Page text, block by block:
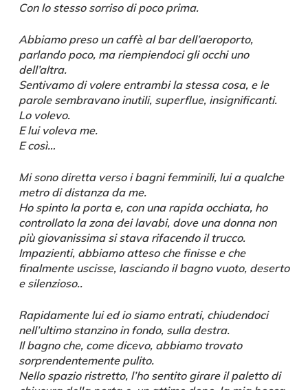
Con lo stesso sorriso di poco prima.
Abbiamo preso un caffè al bar dell’aeroporto,
parlando poco, ma riempiendoci gli occhi uno
dell’altra.
Sentivamo di volere entrambi la stessa cosa, e le
parole sembravano inutili, superflue, insignificanti.
Lo volevo.
E lui voleva me.
E così…
Mi sono diretta verso i bagni femminili, lui a qualche
metro di distanza da me.
Ho spinto la porta e, con una rapida occhiata, ho
controllato la zona dei lavabi, dove una donna non
più giovanissima si stava rifacendo il trucco.
Impazienti, abbiamo atteso che finisse e che
finalmente uscisse, lasciando il bagno vuoto, deserto
e silenzioso..
Rapidamente lui ed io siamo entrati, chiudendoci
nell’ultimo stanzino in fondo, sulla destra.
Il bagno che, come dicevo, abbiamo trovato
sorprendentemente pulito.
Nello spazio ristretto, l’ho sentito girare il paletto di